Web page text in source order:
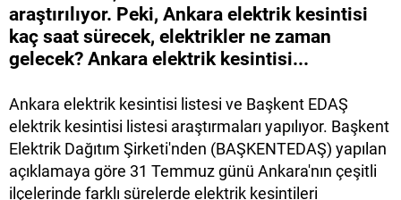
araştırılıyor. Peki, Ankara elektrik kesintisi
kaç saat sürecek, elektrikler ne zaman
gelecek? Ankara elektrik kesintisi...
Ankara elektrik kesintisi listesi ve Başkent EDAŞ
elektrik kesintisi listesi araştırmaları yapılıyor. Başkent
Elektrik Dağıtım Şirketi'nden (BAŞKENTEDAŞ) yapılan
açıklamaya göre 31 Temmuz günü Ankara'nın çeşitli
ilçelerinde farklı sürelerde elektrik kesintileri